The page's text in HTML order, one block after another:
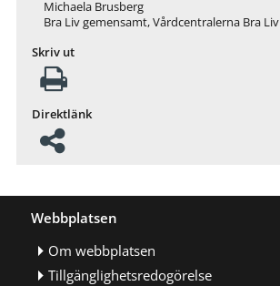
Michaela Brusberg
Bra Liv gemensamt, Vårdcentralerna Bra Liv
Skriv ut
Direktlänk
Webbplatsen
Om webbplatsen
Tillgänglighetsredogörelse